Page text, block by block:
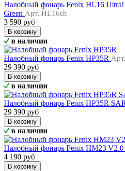
Налобный фонарь Fenix HL16
Green Арт. HL16ch
3 590 руб
В корзину
в наличии
Налобный фонарь Fenix HP35R
29 390 руб
В корзину
в наличии
Налобный фонарь Fenix HP35R
29 390 руб
В корзину
в наличии
Налобный фонарь Fenix HM23 V2.0
4 190 руб
В корзину